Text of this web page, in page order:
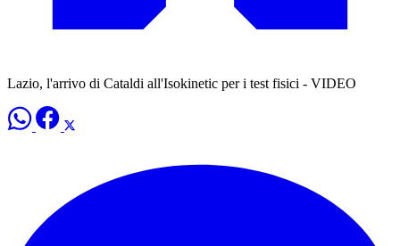
Lazio, l'arrivo di Cataldi all'Isokinetic per i test fisici - VIDEO